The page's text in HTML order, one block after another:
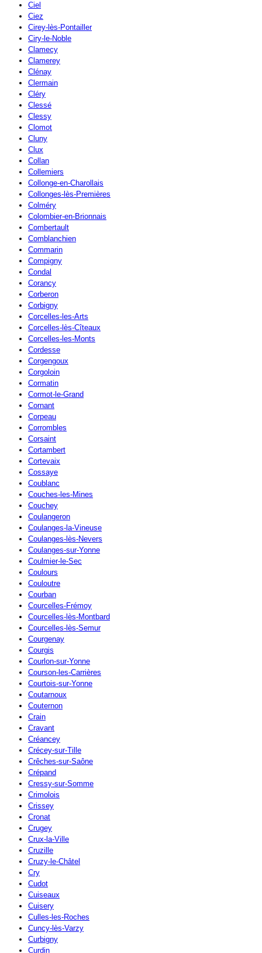
Ciel
Ciez
Cirey-lès-Pontailler
Ciry-le-Noble
Clamecy
Clamerey
Clénay
Clermain
Cléry
Clessé
Clessy
Clomot
Cluny
Clux
Collan
Collemiers
Collonge-en-Charollais
Collonges-lès-Premières
Colméry
Colombier-en-Brionnais
Combertault
Comblanchien
Commarin
Compigny
Condal
Corancy
Corberon
Corbigny
Corcelles-les-Arts
Corcelles-lès-Cîteaux
Corcelles-les-Monts
Cordesse
Corgengoux
Corgoloin
Cormatin
Cormot-le-Grand
Cornant
Corpeau
Corrombles
Corsaint
Cortambert
Cortevaix
Cossaye
Coublanc
Couches-les-Mines
Couchey
Coulangeron
Coulanges-la-Vineuse
Coulanges-lès-Nevers
Coulanges-sur-Yonne
Coulmier-le-Sec
Coulours
Couloutre
Courban
Courcelles-Frémoy
Courcelles-lès-Montbard
Courcelles-lès-Semur
Courgenay
Courgis
Courlon-sur-Yonne
Courson-les-Carrières
Courtois-sur-Yonne
Coutarnoux
Couternon
Crain
Cravant
Créancey
Crécey-sur-Tille
Crêches-sur-Saône
Crépand
Cressy-sur-Somme
Crimolois
Crissey
Cronat
Crugey
Crux-la-Ville
Cruzille
Cruzy-le-Châtel
Cry
Cudot
Cuiseaux
Cuisery
Culles-les-Roches
Cuncy-lès-Varzy
Curbigny
Curdin